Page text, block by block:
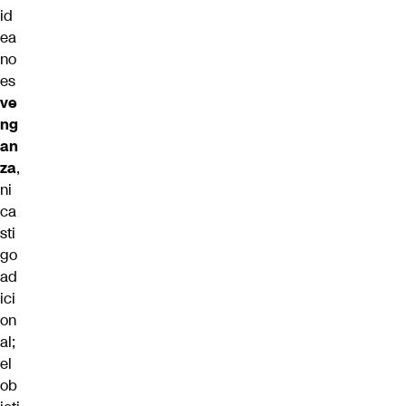
id
ea
no
es
ve
ng
an
za,
ni
ca
sti
go
ad
ici
on
al;
el
ob